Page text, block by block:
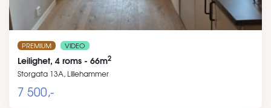
PREMIUM VIDEO
Leilighet, 4 roms - 66m2
Storgata 13A, Lillehammer
7 500,-